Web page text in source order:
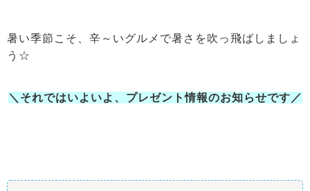
暑い季節こそ、辛～いグルメで暑さを吹っ飛ばしましょ
う☆
＼それではいよいよ、プレゼント情報のお知らせです／